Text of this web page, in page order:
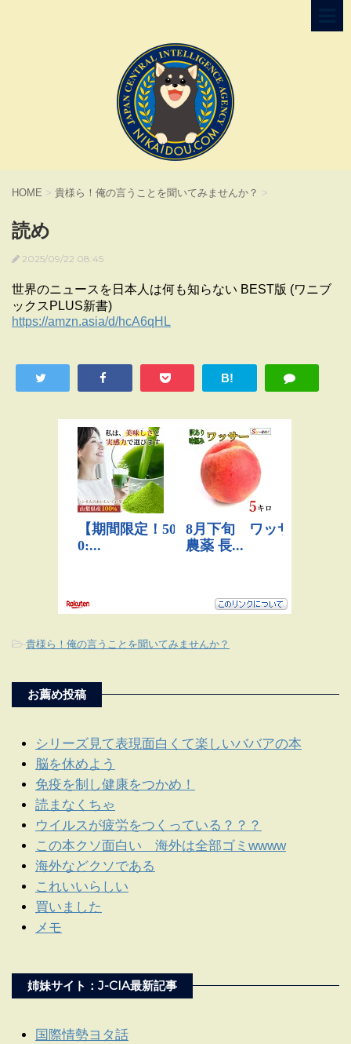
HOME > 貴様ら！俺の言うことを聞いてみませんか？ >
読め
2025/09/22 08:45
世界のニュースを日本人は何も知らない BEST版 (ワニブ
ックスPLUS新書)
https://amzn.asia/d/hcA6qHL
B!
-貴様ら！俺の言うことを聞いてみませんか？
お薦め投稿
シリーズ見て表現面白くて楽しいババアの本
脳を休めよう
免疫を制し健康をつかめ！
読まなくちゃ
ウイルスが疲労をつくっている？？？
この本クソ面白い 海外は全部ゴミwwww
海外などクソである
これいいらしい
買いました
メモ
姉妹サイト：J-CIA最新記事
国際情勢ヨタ話